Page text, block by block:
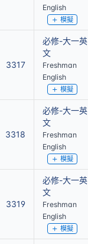
English
模擬
3317
必修-大一英
文
Freshman
English
模擬
3318
必修-大一英
文
Freshman
English
模擬
3319
必修-大一英
文
Freshman
English
模擬